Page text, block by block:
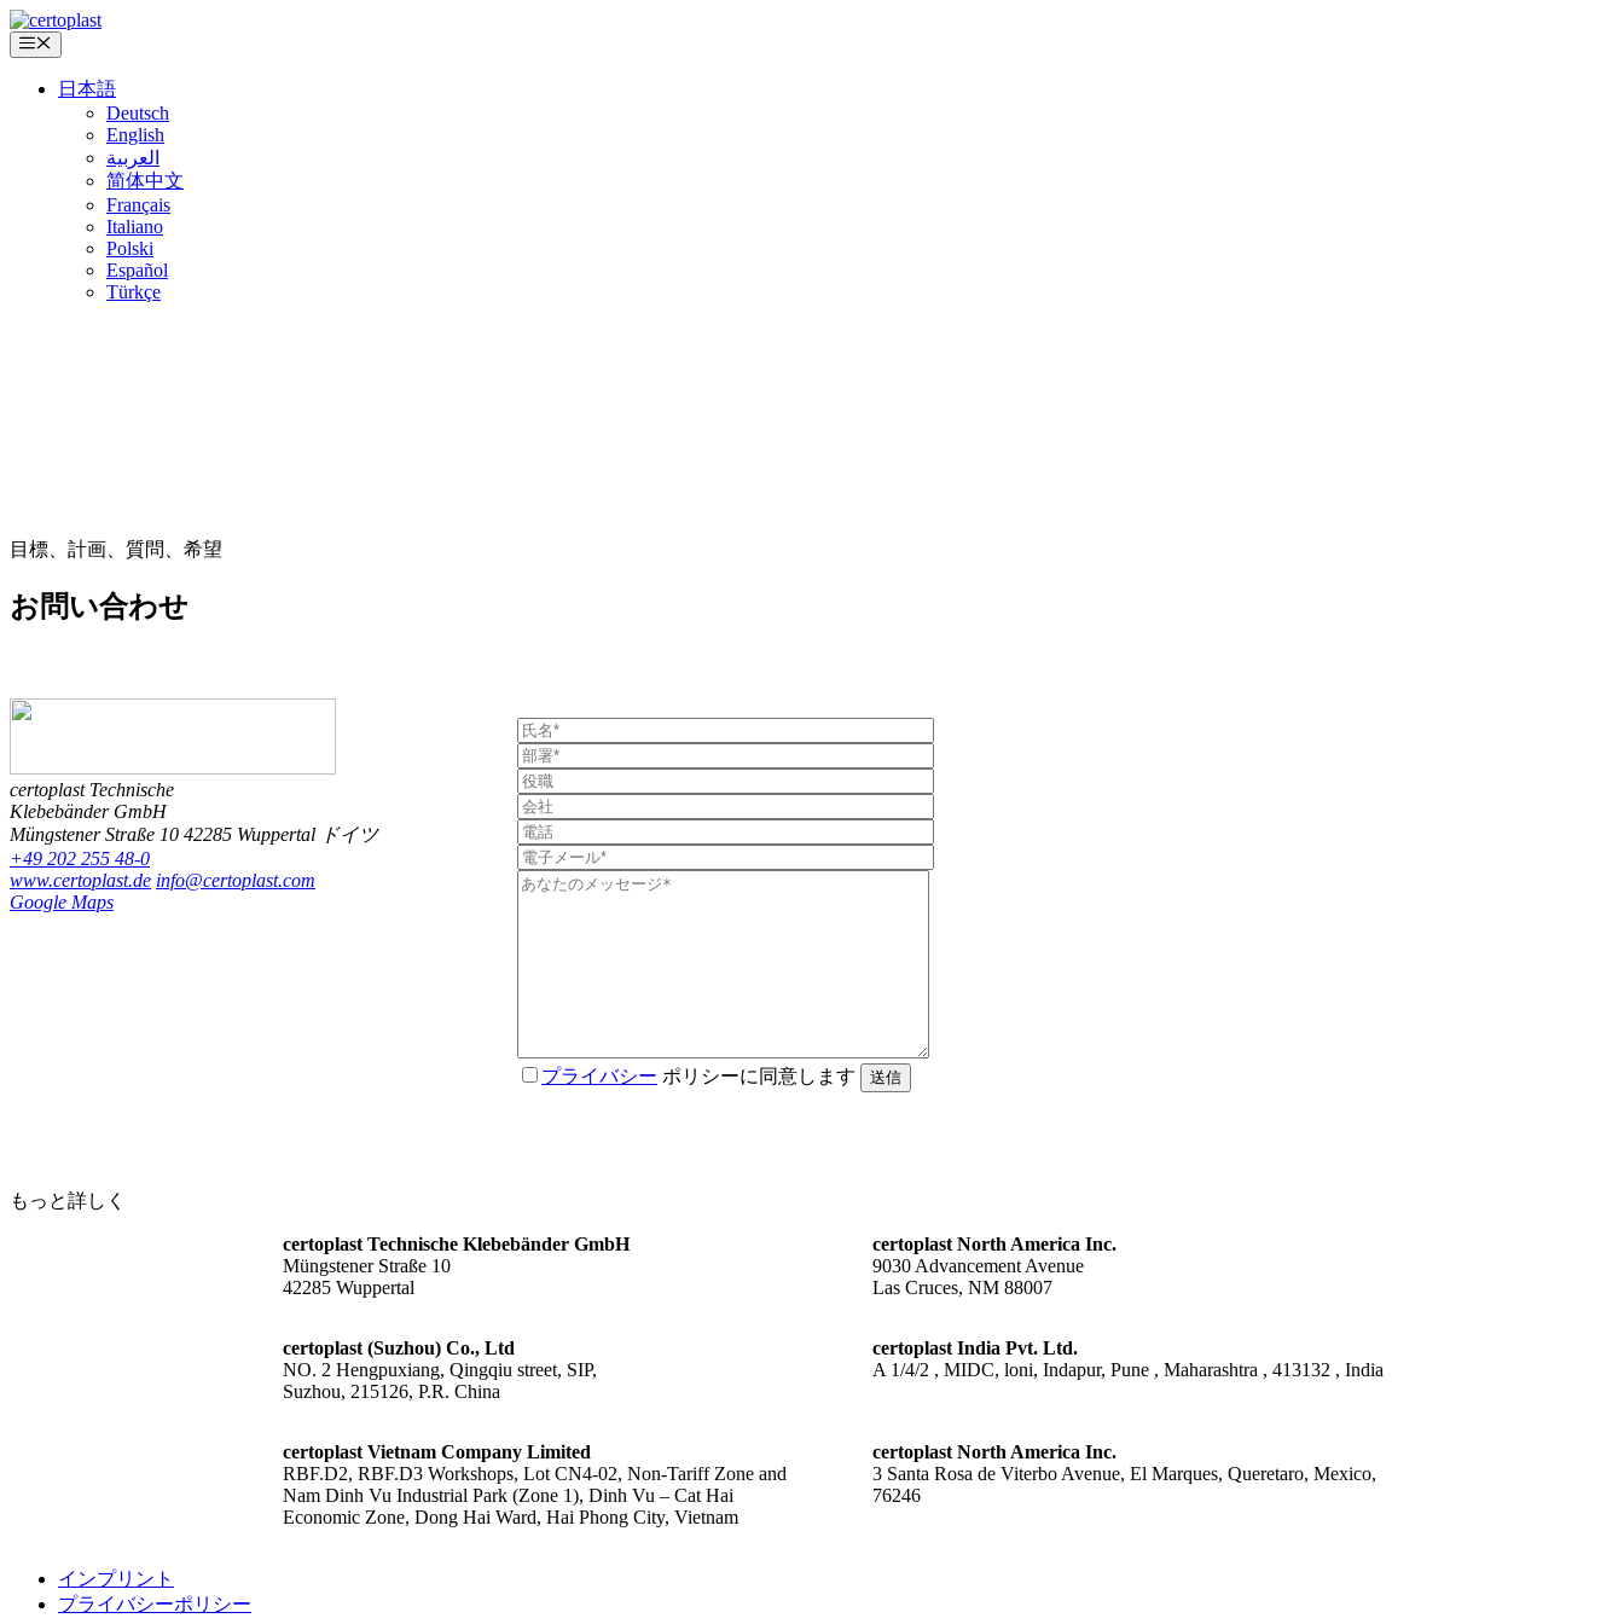
コ
ン
メ
ュ日本語
Deutsch
English
العربية
简体中文
Français
Italiano
Polski
Español
Türkçe
目標、計画、質問、希望
お問い合わせ
certoplast Technische
Klebebänder GmbH
Müngstener Straße 10 42285 Wuppertal ドイツ
+49 202 255 48-0
www.certoplast.de info@certoplast.com
Google Maps
プライバシー ポリシーに同意します 送信
もっと詳しく
certoplast Technische Klebebänder GmbH
Müngstener Straße 10
42285 Wuppertal
certoplast North America Inc.
9030 Advancement Avenue
Las Cruces, NM 88007
certoplast (Suzhou) Co., Ltd
NO. 2 Hengpuxiang, Qingqiu street, SIP,
Suzhou, 215126, P.R. China
certoplast India Pvt. Ltd.
A 1/4/2 , MIDC, loni, Indapur, Pune , Maharashtra , 413132 , India
certoplast Vietnam Company Limited
RBF.D2, RBF.D3 Workshops, Lot CN4-02, Non-Tariff Zone and
Nam Dinh Vu Industrial Park (Zone 1), Dinh Vu – Cat Hai
Economic Zone, Dong Hai Ward, Hai Phong City, Vietnam
certoplast North America Inc.
3 Santa Rosa de Viterbo Avenue, El Marques, Queretaro, Mexico,
76246
インプリント
プライバシーポリシー